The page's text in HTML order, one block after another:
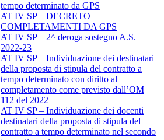
tempo determinato da GPS
AT IV SP – DECRETO
COMPLETAMENTI DA GPS
AT IV SP – 2^ deroga sostegno A.S.
2022-23
AT IV SP – Individuazione dei destinatari
della proposta di stipula del contratto a
tempo determinato con diritto al
completamento come previsto dall’OM
112 del 2022
AT IV SP – Individuazione dei docenti
destinatari della proposta di stipula del
contratto a tempo determinato nel secondo